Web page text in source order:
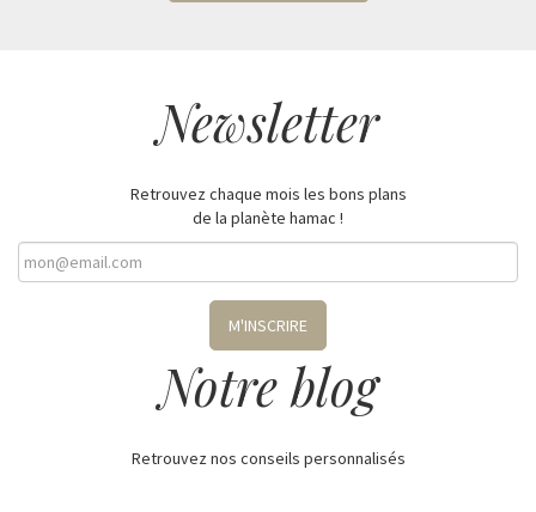
Newsletter
Retrouvez chaque mois les bons plans
de la planète hamac !
M'INSCRIRE
Notre blog
Retrouvez nos conseils personnalisés